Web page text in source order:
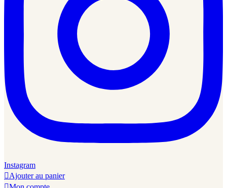
Instagram
Ajouter au panier